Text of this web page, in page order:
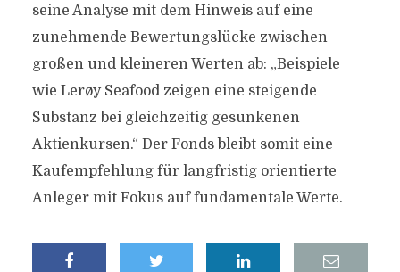
seine Analyse mit dem Hinweis auf eine
zunehmende Bewertungslücke zwischen
großen und kleineren Werten ab: „Beispiele
wie Lerøy Seafood zeigen eine steigende
Substanz bei gleichzeitig gesunkenen
Aktienkursen.“ Der Fonds bleibt somit eine
Kaufempfehlung für langfristig orientierte
Anleger mit Fokus auf fundamentale Werte.